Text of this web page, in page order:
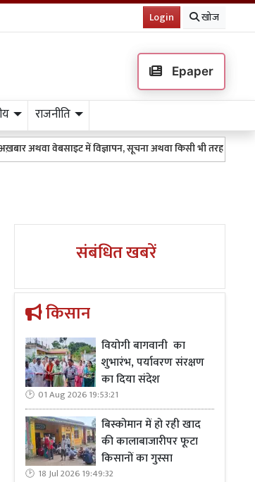
Login खोज
Epaper
राजनीति
में विज्ञापन, सूचना अथवा किसी भी तरह के प्रकाशन के लिए
संबंधित खबरें
किसान
वियोगी बागवानी का
शुभारंभ, पर्यावरण संरक्षण
का दिया संदेश
01 Aug 2026 19:53:21
बिस्कोमान में हो रही खाद
की कालाबाजारीपर फूटा
किसानों का गुस्सा
18 Jul 2026 19:49:32